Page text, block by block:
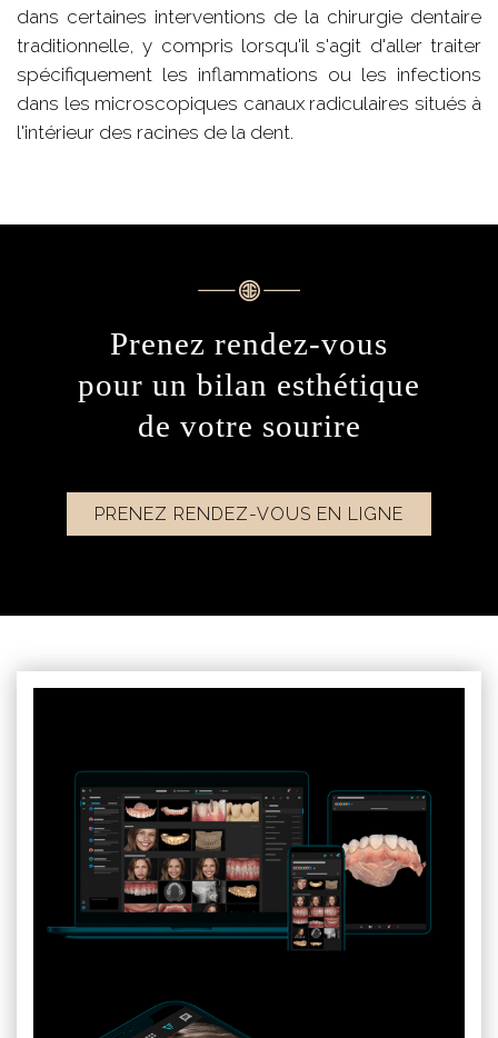
dans certaines interventions de la chirurgie dentaire
traditionnelle, y compris lorsqu'il s'agit d'aller traiter
spécifiquement les inflammations ou les infections
dans les microscopiques canaux radiculaires situés à
l'intérieur des racines de la dent.
Prenez rendez-vous
pour un bilan esthétique
de votre sourire
PRENEZ RENDEZ-VOUS EN LIGNE